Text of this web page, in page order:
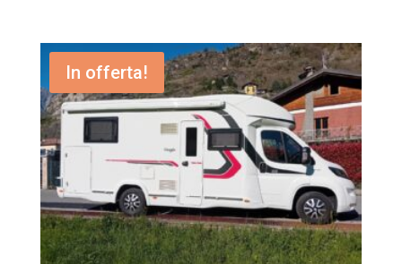
In offerta!